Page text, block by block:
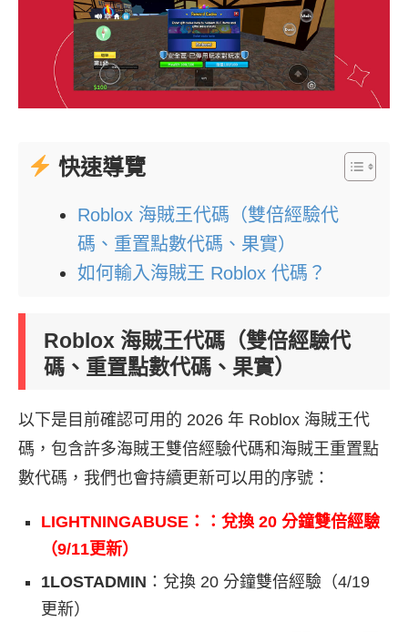
快速導覽
Roblox 海賊王代碼（雙倍經驗代
碼、重置點數代碼、果實）
如何輸入海賊王 Roblox 代碼？
Roblox 海賊王代碼（雙倍經驗代
碼、重置點數代碼、果實）
以下是目前確認可用的 2026 年 Roblox 海賊王代
碼，包含許多海賊王雙倍經驗代碼和海賊王重置點
數代碼，我們也會持續更新可以用的序號：
LIGHTNINGABUSE：：兌換 20 分鐘雙倍經驗
（9/11更新）
1LOSTADMIN ：兌換 20 分鐘雙倍經驗（4/19
更新）